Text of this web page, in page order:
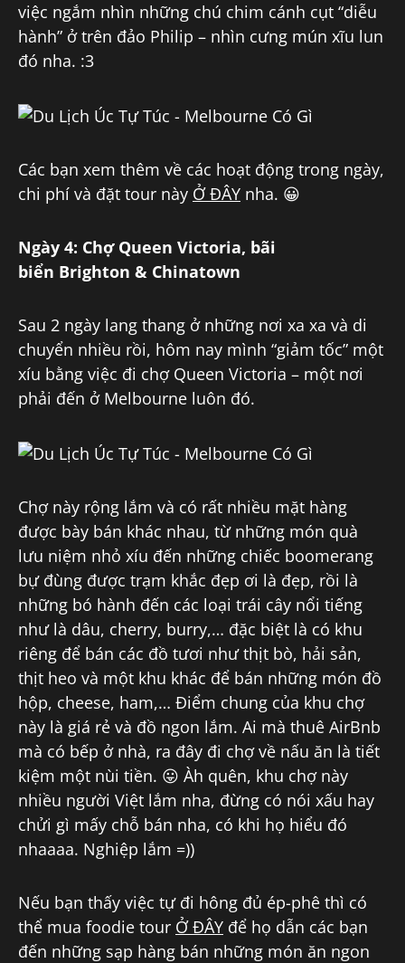
việc ngắm nhìn những chú chim cánh cụt “diễu
hành” ở trên đảo Philip – nhìn cưng mún xĩu lun
đó nha. :3
Các bạn xem thêm về các hoạt động trong ngày,
chi phí và đặt tour này Ở ĐÂY nha. 😀
Ngày 4: Chợ Queen Victoria, bãi
biển Brighton & Chinatown
Sau 2 ngày lang thang ở những nơi xa xa và di
chuyển nhiều rồi, hôm nay mình “giảm tốc” một
xíu bằng việc đi chợ Queen Victoria – một nơi
phải đến ở Melbourne luôn đó.
Chợ này rộng lắm và có rất nhiều mặt hàng
được bày bán khác nhau, từ những món quà
lưu niệm nhỏ xíu đến những chiếc boomerang
bự đùng được trạm khắc đẹp ơi là đẹp, rồi là
những bó hành đến các loại trái cây nổi tiếng
như là dâu, cherry, burry,… đặc biệt là có khu
riêng để bán các đồ tươi như thịt bò, hải sản,
thịt heo và một khu khác để bán những món đồ
hộp, cheese, ham,… Điểm chung của khu chợ
này là giá rẻ và đồ ngon lắm. Ai mà thuê AirBnb
mà có bếp ở nhà, ra đây đi chợ về nấu ăn là tiết
kiệm một nùi tiền. 😛 Àh quên, khu chợ này
nhiều người Việt lắm nha, đừng có nói xấu hay
chửi gì mấy chỗ bán nha, có khi họ hiểu đó
nhaaaa. Nghiệp lắm =))
Nếu bạn thấy việc tự đi hông đủ ép-phê thì có
thể mua foodie tour Ở ĐÂY để họ dẫn các bạn
đến những sạp hàng bán những món ăn ngon